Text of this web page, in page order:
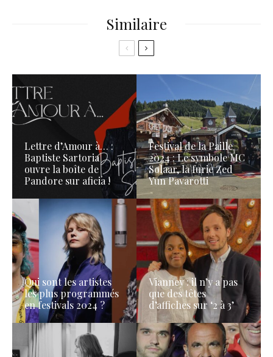
Similaire
Lettre d’Amour à… :
Baptiste Sartoria
ouvre la boîte de
Pandore sur aficia !
Festival de la Paille
2024 : Le symbole MC
Solaar, la furie Zed
Yun Pavarotti
Qui sont les artistes
les plus programmés
en festivals 2024 ?
Vianney : il n’y a pas
que des têtes
d’affiches sur ‘2 à 3’